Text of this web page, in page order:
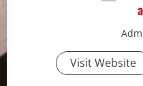
Visit Website